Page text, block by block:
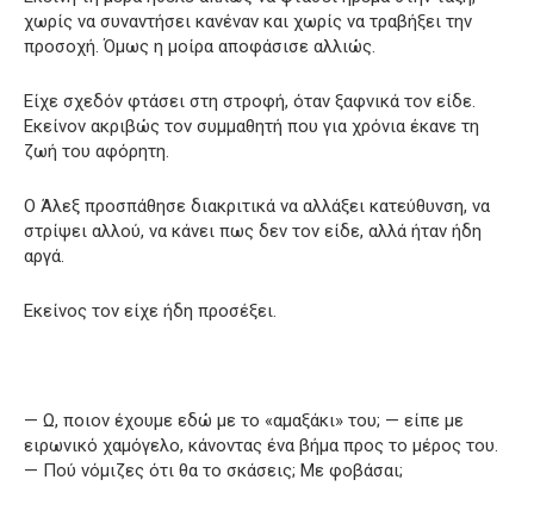
χωρίς να συναντήσει κανέναν και χωρίς να τραβήξει την
προσοχή. Όμως η μοίρα αποφάσισε αλλιώς.
Είχε σχεδόν φτάσει στη στροφή, όταν ξαφνικά τον είδε.
Εκείνον ακριβώς τον συμμαθητή που για χρόνια έκανε τη
ζωή του αφόρητη.
Ο Άλεξ προσπάθησε διακριτικά να αλλάξει κατεύθυνση, να
στρίψει αλλού, να κάνει πως δεν τον είδε, αλλά ήταν ήδη
αργά.
Εκείνος τον είχε ήδη προσέξει.
— Ω, ποιον έχουμε εδώ με το «αμαξάκι» του; — είπε με
ειρωνικό χαμόγελο, κάνοντας ένα βήμα προς το μέρος του.
— Πού νόμιζες ότι θα το σκάσεις; Με φοβάσαι;